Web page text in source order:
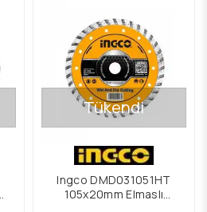
Tükendi
Ingco DMD031051HT
105x20mm Elmaslı